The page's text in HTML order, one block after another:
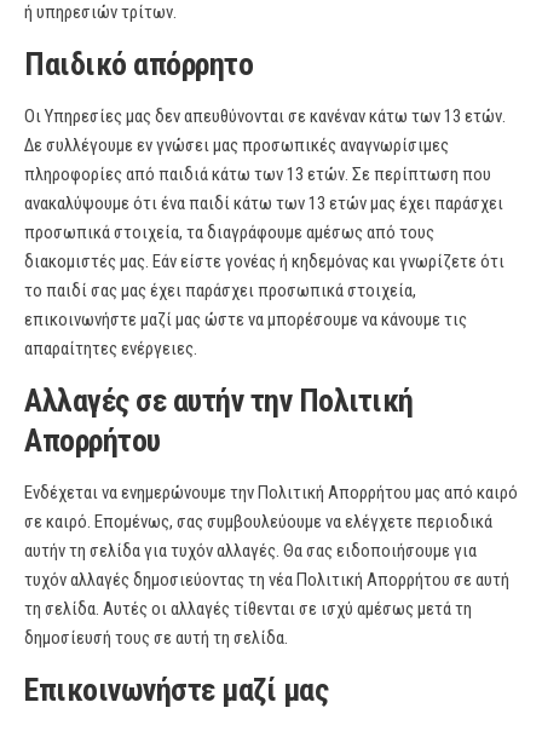
ή υπηρεσιών τρίτων.
Παιδικό απόρρητο
Οι Υπηρεσίες μας δεν απευθύνονται σε κανέναν κάτω των 13 ετών.
Δε συλλέγουμε εν γνώσει μας προσωπικές αναγνωρίσιμες
πληροφορίες από παιδιά κάτω των 13 ετών. Σε περίπτωση που
ανακαλύψουμε ότι ένα παιδί κάτω των 13 ετών μας έχει παράσχει
προσωπικά στοιχεία, τα διαγράφουμε αμέσως από τους
διακομιστές μας. Εάν είστε γονέας ή κηδεμόνας και γνωρίζετε ότι
το παιδί σας μας έχει παράσχει προσωπικά στοιχεία,
επικοινωνήστε μαζί μας ώστε να μπορέσουμε να κάνουμε τις
απαραίτητες ενέργειες.
Αλλαγές σε αυτήν την Πολιτική
Απορρήτου
Ενδέχεται να ενημερώνουμε την Πολιτική Απορρήτου μας από καιρό
σε καιρό. Επομένως, σας συμβουλεύουμε να ελέγχετε περιοδικά
αυτήν τη σελίδα για τυχόν αλλαγές. Θα σας ειδοποιήσουμε για
τυχόν αλλαγές δημοσιεύοντας τη νέα Πολιτική Απορρήτου σε αυτή
τη σελίδα. Αυτές οι αλλαγές τίθενται σε ισχύ αμέσως μετά τη
δημοσίευσή τους σε αυτή τη σελίδα.
Επικοινωνήστε μαζί μας